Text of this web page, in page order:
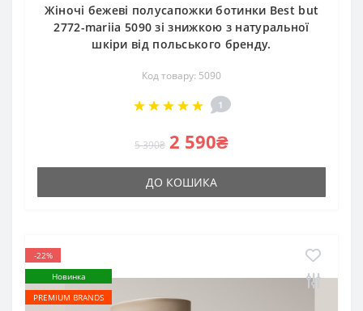
Жіночі бежеві полусапожки ботинки Best but
2772-mariia 5090 зі знижкою з натуральної
шкіри від польського бренду.
Код товару: 5090
1
5 390₴ 2 590₴
ДО КОШИКА
-22%
Новинка
PREMIUM BRANDS